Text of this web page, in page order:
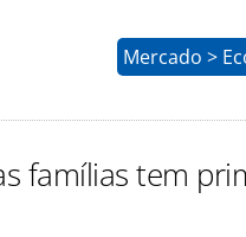
Mercado >
famílias tem